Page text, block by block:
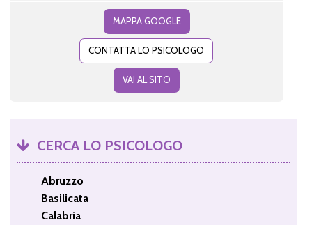
MAPPA GOOGLE
CONTATTA LO PSICOLOGO
VAI AL SITO
CERCA LO PSICOLOGO
Abruzzo
Basilicata
Calabria